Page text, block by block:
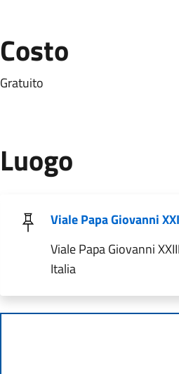
Costo
Gratuito
Luogo
Viale Papa Giovanni
Viale Papa Giovanni
Italia